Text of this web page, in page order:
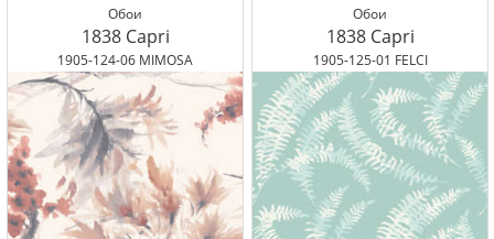
Обои
1838 Capri
1905-124-06 MIMOSA
Обои
1838 Capri
1905-125-01 FELCI